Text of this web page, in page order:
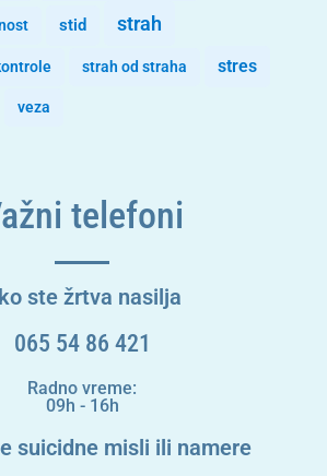
stid strah
strah od straha stres
veza
telefoni
ste žrtva nasilja
065 54 86 421
Radno vreme:
09h - 16h
suicidne misli ili namere